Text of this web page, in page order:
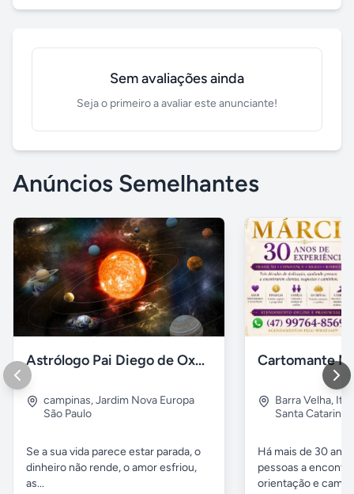
Sem avaliações ainda
Seja o primeiro a avaliar este anunciante!
Anúncios Semelhantes
Astrólogo Pai Diego de Oxum
campinas,Jardim Nova Europa
São Paulo
Se a sua vida parece estar parada, o
dinheiro não rende, o amor esfriou,
as...
Cartomante
Barra Velha,
Santa Catarina
Há mais de 30
pessoas a
orientação e